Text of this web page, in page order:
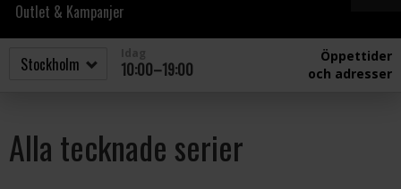
Outlet & Kampanjer
10:00–19:00
Öppettider
och adresser
Alla tecknade serier